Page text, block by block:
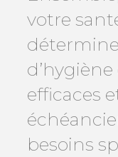
votre
efficaces
besoins